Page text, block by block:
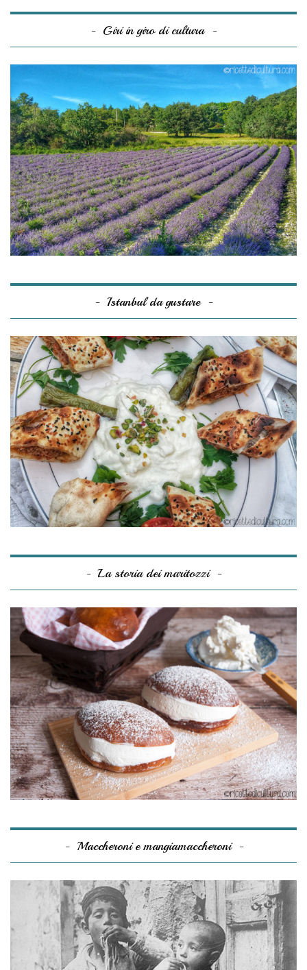
Giri in giro di cultura
Istanbul da gustare
La storia dei maritozzi
Maccheroni e mangiamaccheroni